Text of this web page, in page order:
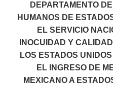
DEPARTAMENTO
HUMANOS DE
EL SERVICIO
INOCUIDAD Y
LOS ESTADOS
EL INGRESO DE
MEXICANO A